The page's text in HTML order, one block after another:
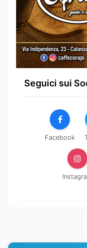
Seguici sui
Facebook